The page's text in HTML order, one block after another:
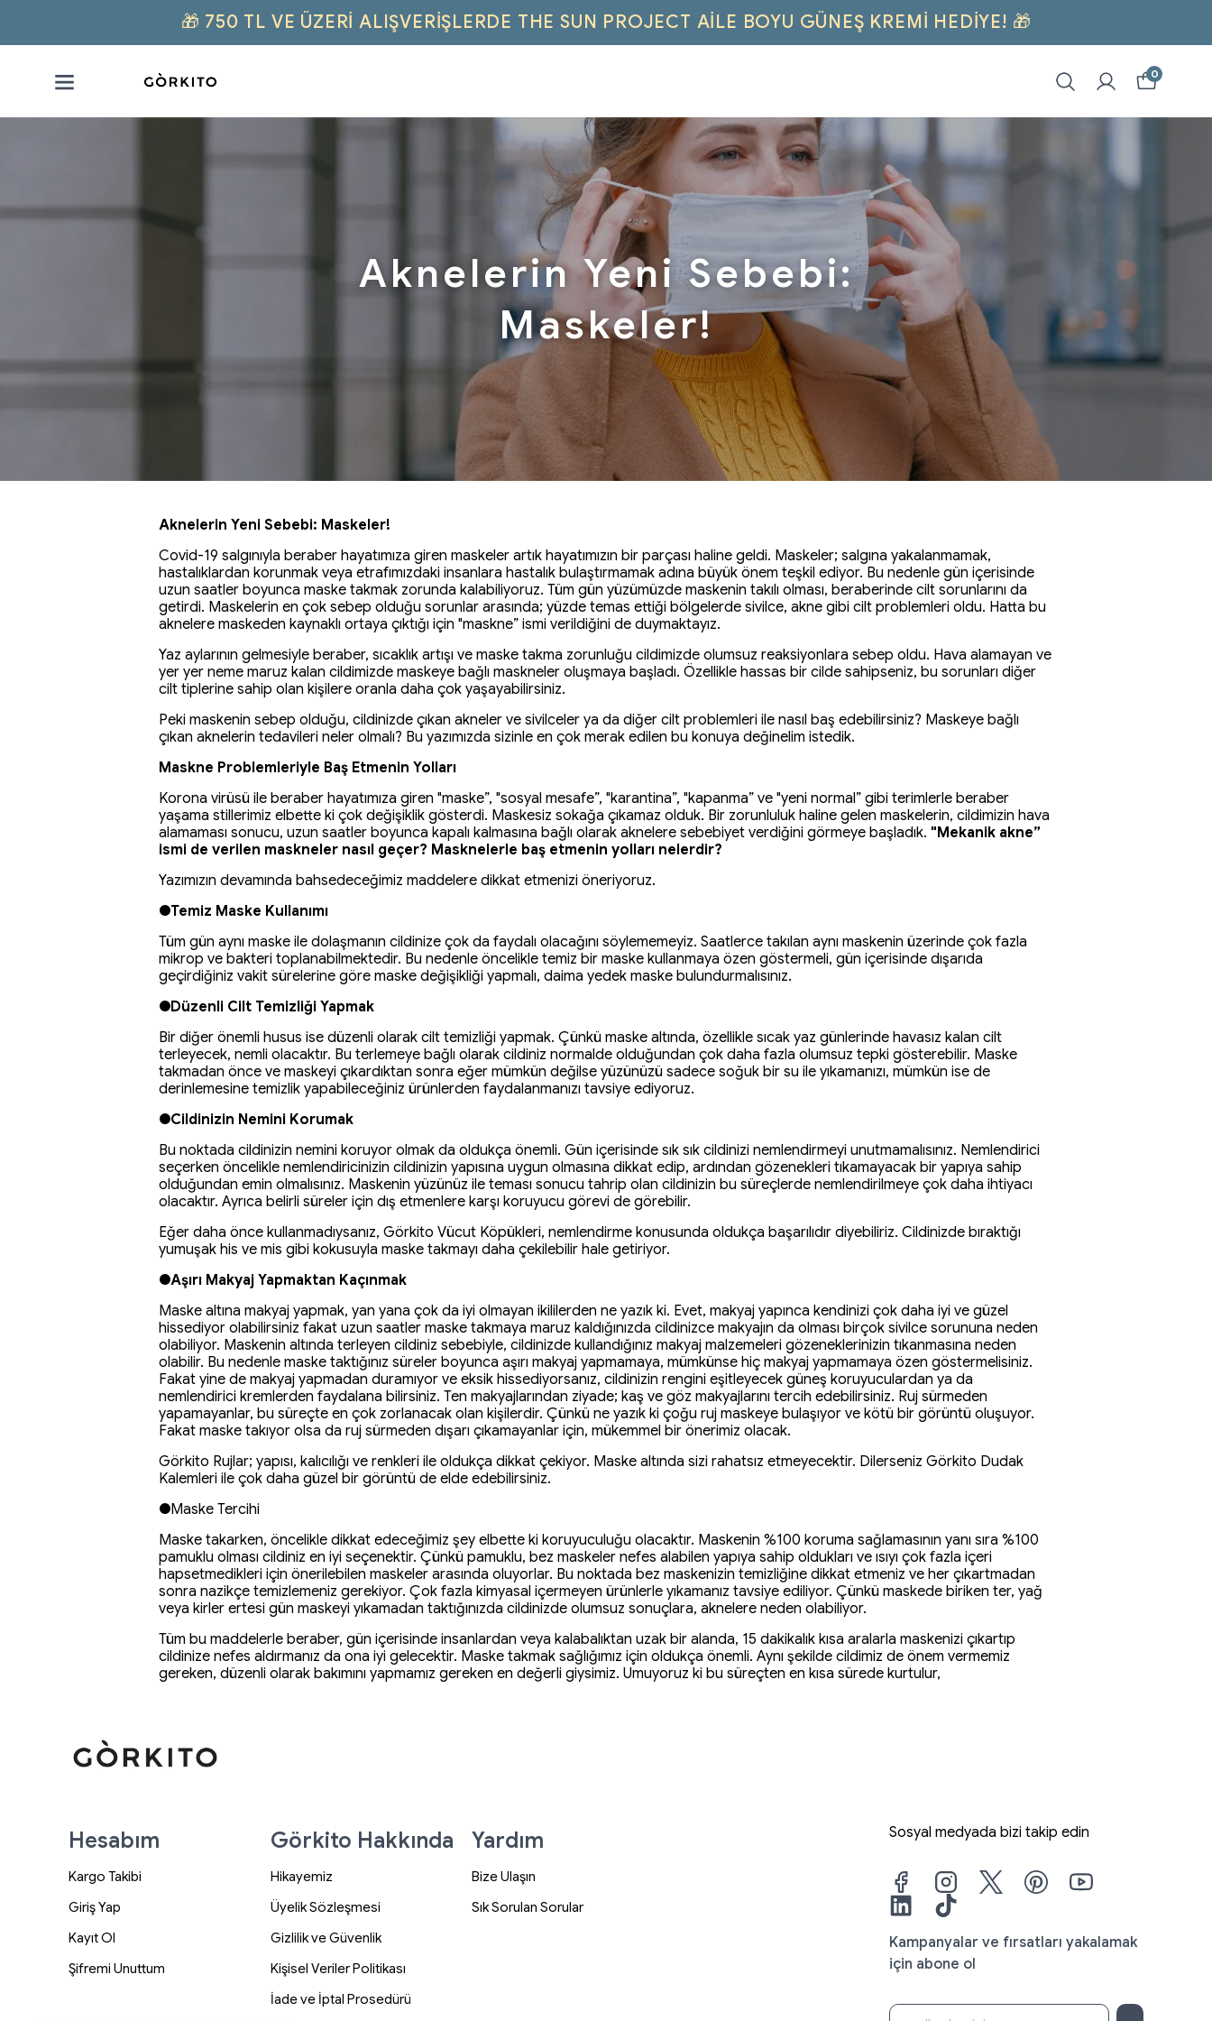
🎁 750 TL VE ÜZERI ALIŞVERIŞLERDE THE SUN PROJECT AILE BOYU GÜNEŞ KREMI HEDİYE! 🎁
0
Aknelerin Yeni Sebebi:
Maskeler!
Aknelerin Yeni Sebebi: Maskeler!
Covid-19 salgınıyla beraber hayatımıza giren maskeler artık hayatımızın bir parçası haline geldi. Maskeler; salgına yakalanmamak,
hastalıklardan korunmak veya etrafımızdaki insanlara hastalık bulaştırmamak adına büyük önem teşkil ediyor. Bu nedenle gün içerisinde
uzun saatler boyunca maske takmak zorunda kalabiliyoruz. Tüm gün yüzümüzde maskenin takılı olması, beraberinde cilt sorunlarını da
getirdi. Maskelerin en çok sebep olduğu sorunlar arasında; yüzde temas ettiği bölgelerde sivilce, akne gibi cilt problemleri oldu. Hatta bu
aknelere maskeden kaynaklı ortaya çıktığı için "maskne” ismi verildiğini de duymaktayız.
Yaz aylarının gelmesiyle beraber, sıcaklık artışı ve maske takma zorunluğu cildimizde olumsuz reaksiyonlara sebep oldu. Hava alamayan ve
yer yer neme maruz kalan cildimizde maskeye bağlı maskneler oluşmaya başladı. Özellikle hassas bir cilde sahipseniz, bu sorunları diğer
cilt tiplerine sahip olan kişilere oranla daha çok yaşayabilirsiniz.
Peki maskenin sebep olduğu, cildinizde çıkan akneler ve sivilceler ya da diğer cilt problemleri ile nasıl baş edebilirsiniz? Maskeye bağlı
çıkan aknelerin tedavileri neler olmalı? Bu yazımızda sizinle en çok merak edilen bu konuya değinelim istedik.
Maskne Problemleriyle Baş Etmenin Yolları
Korona virüsü ile beraber hayatımıza giren "maske”, "sosyal mesafe”, "karantina”, "kapanma” ve "yeni normal” gibi terimlerle beraber
yaşama stillerimiz elbette ki çok değişiklik gösterdi. Maskesiz sokağa çıkamaz olduk. Bir zorunluluk haline gelen maskelerin, cildimizin hava
alamaması sonucu, uzun saatler boyunca kapalı kalmasına bağlı olarak aknelere sebebiyet verdiğini görmeye başladık. "Mekanik akne”
ismi de verilen maskneler nasıl geçer? Masknelerle baş etmenin yolları nelerdir?
Yazımızın devamında bahsedeceğimiz maddelere dikkat etmenizi öneriyoruz.
●Temiz Maske Kullanımı
Tüm gün aynı maske ile dolaşmanın cildinize çok da faydalı olacağını söylememeyiz. Saatlerce takılan aynı maskenin üzerinde çok fazla
mikrop ve bakteri toplanabilmektedir. Bu nedenle öncelikle temiz bir maske kullanmaya özen göstermeli, gün içerisinde dışarıda
geçirdiğiniz vakit sürelerine göre maske değişikliği yapmalı, daima yedek maske bulundurmalısınız.
●Düzenli Cilt Temizliği Yapmak
Bir diğer önemli husus ise düzenli olarak cilt temizliği yapmak. Çünkü maske altında, özellikle sıcak yaz günlerinde havasız kalan cilt
terleyecek, nemli olacaktır. Bu terlemeye bağlı olarak cildiniz normalde olduğundan çok daha fazla olumsuz tepki gösterebilir. Maske
takmadan önce ve maskeyi çıkardıktan sonra eğer mümkün değilse yüzünüzü sadece soğuk bir su ile yıkamanızı, mümkün ise de
derinlemesine temizlik yapabileceğiniz ürünlerden faydalanmanızı tavsiye ediyoruz.
●Cildinizin Nemini Korumak
Bu noktada cildinizin nemini koruyor olmak da oldukça önemli. Gün içerisinde sık sık cildinizi nemlendirmeyi unutmamalısınız. Nemlendirici
seçerken öncelikle nemlendiricinizin cildinizin yapısına uygun olmasına dikkat edip, ardından gözenekleri tıkamayacak bir yapıya sahip
olduğundan emin olmalısınız. Maskenin yüzünüz ile teması sonucu tahrip olan cildinizin bu süreçlerde nemlendirilmeye çok daha ihtiyacı
olacaktır. Ayrıca belirli süreler için dış etmenlere karşı koruyucu görevi de görebilir.
Eğer daha önce kullanmadıysanız, Görkito Vücut Köpükleri, nemlendirme konusunda oldukça başarılıdır diyebiliriz. Cildinizde bıraktığı
yumuşak his ve mis gibi kokusuyla maske takmayı daha çekilebilir hale getiriyor.
●Aşırı Makyaj Yapmaktan Kaçınmak
Maske altına makyaj yapmak, yan yana çok da iyi olmayan ikililerden ne yazık ki. Evet, makyaj yapınca kendinizi çok daha iyi ve güzel
hissediyor olabilirsiniz fakat uzun saatler maske takmaya maruz kaldığınızda cildinizce makyajın da olması birçok sivilce sorununa neden
olabiliyor. Maskenin altında terleyen cildiniz sebebiyle, cildinizde kullandığınız makyaj malzemeleri gözeneklerinizin tıkanmasına neden
olabilir. Bu nedenle maske taktığınız süreler boyunca aşırı makyaj yapmamaya, mümkünse hiç makyaj yapmamaya özen göstermelisiniz.
Fakat yine de makyaj yapmadan duramıyor ve eksik hissediyorsanız, cildinizin rengini eşitleyecek güneş koruyuculardan ya da
nemlendirici kremlerden faydalana bilirsiniz. Ten makyajlarından ziyade; kaş ve göz makyajlarını tercih edebilirsiniz. Ruj sürmeden
yapamayanlar, bu süreçte en çok zorlanacak olan kişilerdir. Çünkü ne yazık ki çoğu ruj maskeye bulaşıyor ve kötü bir görüntü oluşuyor.
Fakat maske takıyor olsa da ruj sürmeden dışarı çıkamayanlar için, mükemmel bir önerimiz olacak.
Görkito Rujlar; yapısı, kalıcılığı ve renkleri ile oldukça dikkat çekiyor. Maske altında sizi rahatsız etmeyecektir. Dilerseniz Görkito Dudak
Kalemleri ile çok daha güzel bir görüntü de elde edebilirsiniz.
●Maske Tercihi
Maske takarken, öncelikle dikkat edeceğimiz şey elbette ki koruyuculuğu olacaktır. Maskenin %100 koruma sağlamasının yanı sıra %100
pamuklu olması cildiniz en iyi seçenektir. Çünkü pamuklu, bez maskeler nefes alabilen yapıya sahip oldukları ve ısıyı çok fazla içeri
hapsetmedikleri için önerilebilen maskeler arasında oluyorlar. Bu noktada bez maskenizin temizliğine dikkat etmeniz ve her çıkartmadan
sonra nazikçe temizlemeniz gerekiyor. Çok fazla kimyasal içermeyen ürünlerle yıkamanız tavsiye ediliyor. Çünkü maskede biriken ter, yağ
veya kirler ertesi gün maskeyi yıkamadan taktığınızda cildinizde olumsuz sonuçlara, aknelere neden olabiliyor.
Tüm bu maddelerle beraber, gün içerisinde insanlardan veya kalabalıktan uzak bir alanda, 15 dakikalık kısa aralarla maskenizi çıkartıp
cildinize nefes aldırmanız da ona iyi gelecektir. Maske takmak sağlığımız için oldukça önemli. Aynı şekilde cildimiz de önem vermemiz
gereken, düzenli olarak bakımını yapmamız gereken en değerli giysimiz. Umuyoruz ki bu süreçten en kısa sürede kurtulur,
Hesabım
Kargo Takibi
Giriş Yap
Kayıt Ol
Şifremi Unuttum
Görkito Hakkında
Hikayemiz
Üyelik Sözleşmesi
Gizlilik ve Güvenlik
Kişisel Veriler Politikası
İade ve İptal Prosedürü
Yardım
Bize Ulaşın
Sık Sorulan Sorular
Sosyal medyada bizi takip edin
Kampanyalar ve fırsatları yakalamak
için abone ol